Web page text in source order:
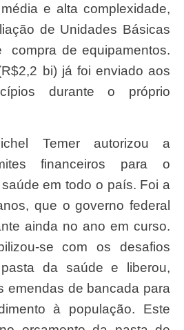
e alta complexidade,
de Unidades Básicas
compra de equipamentos.
bi) já foi enviado aos
durante o próprio
financeiros para o
em todo o país. Foi a
que o governo federal
ainda no ano em curso.
se com os desafios
da saúde e liberou,
emendas de bancada para
à população. Este